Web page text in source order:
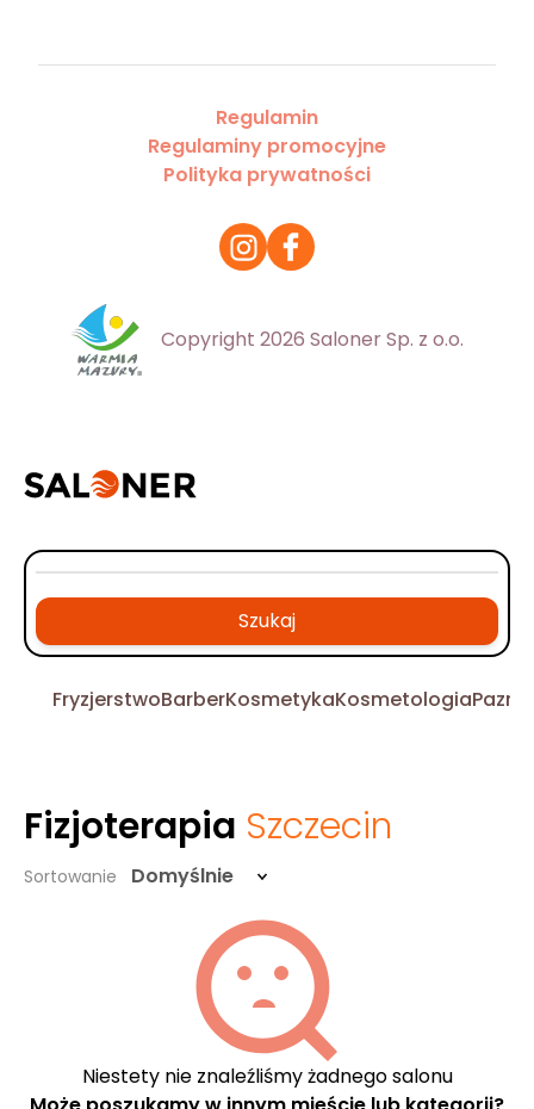
Regulamin
Regulaminy promocyjne
Polityka prywatności
Copyright 2026 Saloner Sp. z o.o.
Szukaj
FryzjerstwoBarberKosmetykaKosmetologia
Fizjoterapia Szczecin
Sortowanie Domyślnie
Niestety nie znaleźliśmy żadnego salonu